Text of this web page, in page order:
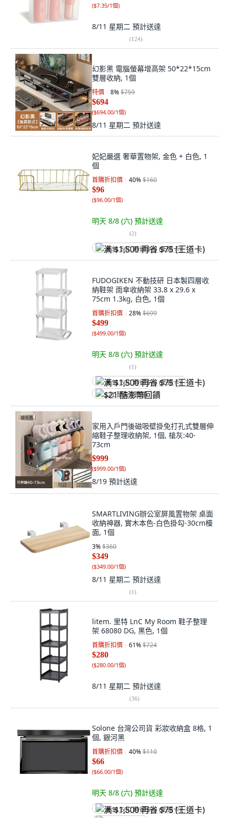
($7.35/1個)
8/11 星期二 預計送達
(124)
幻影黑 電腦螢幕增高架 50*22*15cm
雙層收納, 1個
特價 8%$759
$694
($694.00/1個)
8/11 星期二 預計送達
妃妃嚴選 奢華置物架, 金色 + 白色, 1
個
首購折扣價 40%$160
$96
($96.00/1個)
明天 8/8 (六) 預計送達
(2)
满 $1,500 再省 $75 (王道卡)
FUDOGIKEN 不動技研 日本製四層收
納鞋架 雨傘收納架 33.8 x 29.6 x
75cm 1.3kg, 白色, 1個
首購折扣價 28%$699
$499
($499.00/1個)
明天 8/8 (六) 預計送達
(1)
满 $1,500 再省 $75 (王道卡)
$21 酷澎幣回饋
家用入戶門後磁吸壁掛免打孔式雙層伸
縮鞋子整理收納架, 1個, 槍灰:40-
73cm
$999
($999.00/1個)
8/19 預計送達
SMARTLIVING辦公室屏風置物架 桌面
收納神器, 實木本色-白色掛勾-30cm檯
面, 1個
3%$360
$349
($349.00/1個)
8/11 星期二 預計送達
(1)
litem. 里特 LnC My Room 鞋子整理
架 68080 DG, 黑色, 1個
首購折扣價 61%$724
$280
($280.00/1個)
8/11 星期二 預計送達
(36)
Solone 台灣公司貨 彩妝收納盒 8格, 1
個, 銀河黑
首購折扣價 40%$110
$66
($66.00/1個)
明天 8/8 (六) 預計送達
满 $1,500 再省 $75 (王道卡)